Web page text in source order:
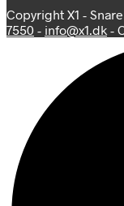
Copyright X1 -
7550 - info@x1.dk -